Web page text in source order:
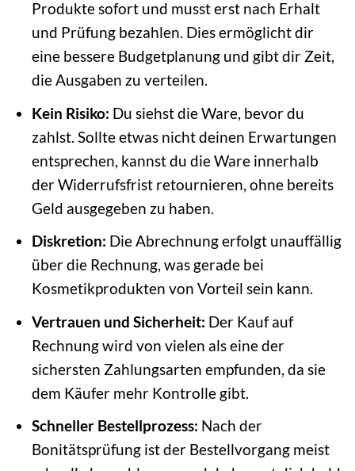
Produkte sofort und musst erst nach Erhalt
und Prüfung bezahlen. Dies ermöglicht dir
eine bessere Budgetplanung und gibt dir Zeit,
die Ausgaben zu verteilen.
Kein Risiko: Du siehst die Ware, bevor du
zahlst. Sollte etwas nicht deinen Erwartungen
entsprechen, kannst du die Ware innerhalb
der Widerrufsfrist retournieren, ohne bereits
Geld ausgegeben zu haben.
Diskretion: Die Abrechnung erfolgt unauffällig
über die Rechnung, was gerade bei
Kosmetikprodukten von Vorteil sein kann.
Vertrauen und Sicherheit: Der Kauf auf
Rechnung wird von vielen als eine der
sichersten Zahlungsarten empfunden, da sie
dem Käufer mehr Kontrolle gibt.
Schneller Bestellprozess: Nach der
Bonitätsprüfung ist der Bestellvorgang meist